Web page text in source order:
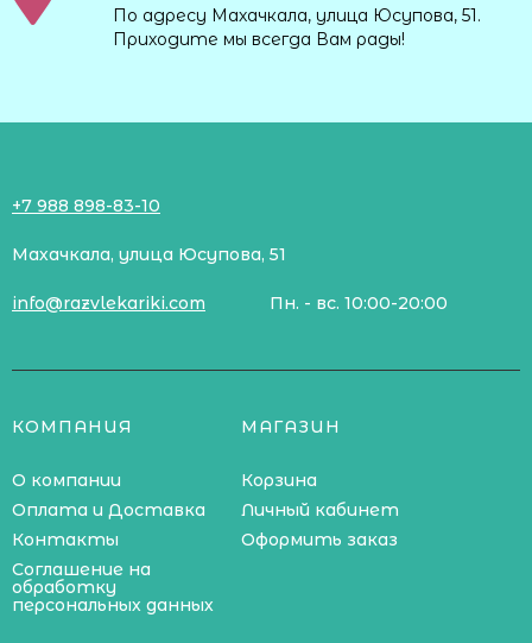
По адресу Махачкала, улица Юсупова, 51.
Приходите мы всегда Вам рады!
+7 988 898-83-10
Махачкала, улица Юсупова, 51
info@razvlekariki.com Пн. - вс. 10:00-20:00
КОМПАНИЯ
О компании
Оплата и Доставка
Контакты
Соглашение на
обработку
персональных данных
МАГАЗИН
Корзина
Личный кабинет
Оформить заказ